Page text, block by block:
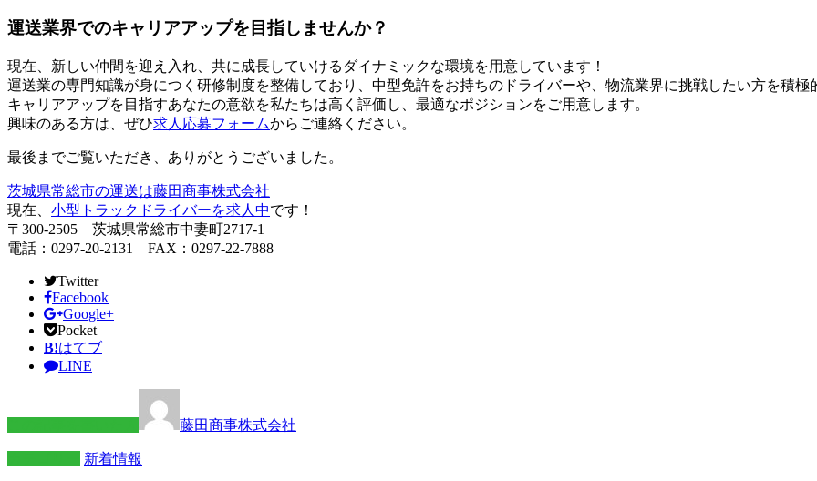
運送業界でのキャリアアップを目指しませんか？
現在、新しい仲間を迎え入れ、共に成長していけるダイナミックな環境を用意しています！
運送業の専門知識が身につく研修制度を整備しており、中型免許をお持ちのドライバーや、物流業界に挑戦したい方を積極
キャリアアップを目指すあなたの意欲を私たちは高く評価し、最適なポジションをご用意します。
興味のある方は、ぜひ求人応募フォームからご連絡ください。
最後までご覧いただき、ありがとうございました。
茨城県常総市の運送は藤田商事株式会社
現在、 小型トラックドライバーを求人中です！
〒300-2505 茨城県常総市中妻町2717-1
電話：0297-20-2131 FAX：0297-22-7888
Twitter
Facebook
Google+
Pocket
B!はてブ
LINE
藤田商事株式会社
新着情報